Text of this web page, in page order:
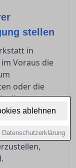
ablehnen
Datenschutzerklärung
stellen
in
Voraus die
oder die
diese
zu
Sie,